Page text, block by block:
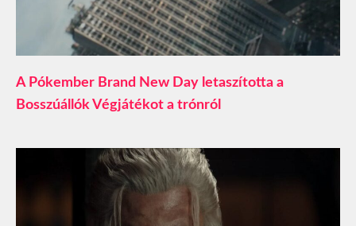
A Pókember Brand New Day letaszította a
Bosszúállók Végjátékot a trónról